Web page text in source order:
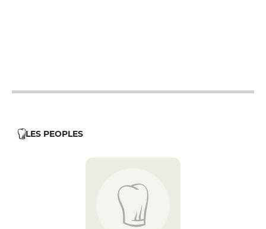
LES PEOPLES